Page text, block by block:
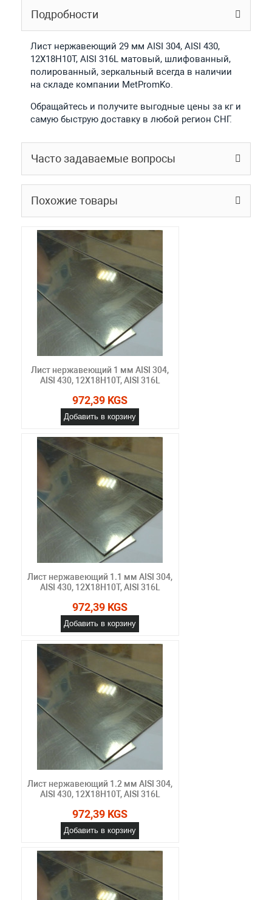
Подробности
Лист нержавеющий 29 мм AISI 304, AISI 430,
12Х18Н10Т, AISI 316L матовый, шлифованный,
полированный, зеркальный всегда в наличии
на складе компании MetPromKo.
Обращайтесь и получите выгодные цены за кг и
самую быструю доставку в любой регион СНГ.
Часто задаваемые вопросы
Похожие товары
Лист нержавеющий 1 мм AISI 304,
AISI 430, 12Х18Н10Т, AISI 316L
972,39 KGS
Добавить в корзину
Лист нержавеющий 1.1 мм AISI 304,
AISI 430, 12Х18Н10Т, AISI 316L
972,39 KGS
Добавить в корзину
Лист нержавеющий 1.2 мм AISI 304,
AISI 430, 12Х18Н10Т, AISI 316L
972,39 KGS
Добавить в корзину